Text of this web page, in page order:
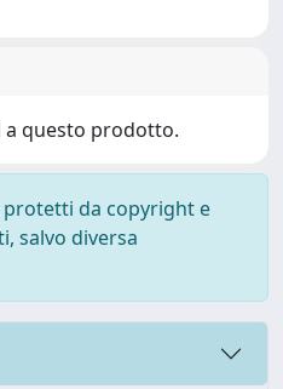
a questo prodotto.
protetti da copyright e
salvo diversa